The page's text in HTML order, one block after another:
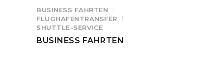
BUSINESS FAHRTEN
FLUGHAFENTRANSFER
SHUTTLE-SERVICE
BUSINESS FAHRTEN